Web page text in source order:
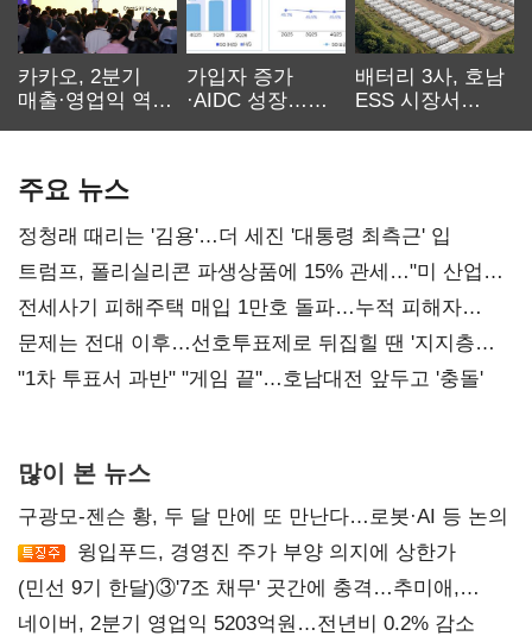
카카오, 2분기
매출·영업익 역대
가입자 증가
·AIDC 성장…
배터리 3사, 호남
ESS 시장서
주요 뉴스
정청래 때리는 '김용'…더 세진 '대통령 최측근' 입
트럼프, 폴리실리콘 파생상품에 15% 관세…"미 산업
재건"
전세사기 피해주택 매입 1만호 돌파…누적 피해자
4만278명
문제는 전대 이후…선호투표제로 뒤집힐 땐 '지지층
불복'
"1차 투표서 과반" "게임 끝"…호남대전 앞두고 '충돌'
많이 본 뉴스
구광모-젠슨 황, 두 달 만에 또 만난다…로봇·AI 등 논의
윙입푸드, 경영진 주가 부양 의지에 상한가
(민선 9기 한달)③'7조 채무' 곳간에 충격…추미애,
20년만에 '비상재정' 선언 승부수
네이버, 2분기 영업익 5203억원…전년비 0.2% 감소